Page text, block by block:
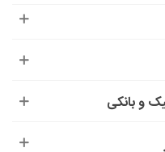
و بانکی